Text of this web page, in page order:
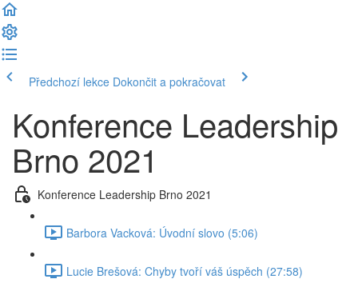
Předchozí lekce Dokončit a pokračovat
Konference Leadership
Brno 2021
Konference Leadership Brno 2021
Barbora Vacková: Úvodní slovo (5:06)
Lucie Brešová: Chyby tvoří váš úspěch (27:58)